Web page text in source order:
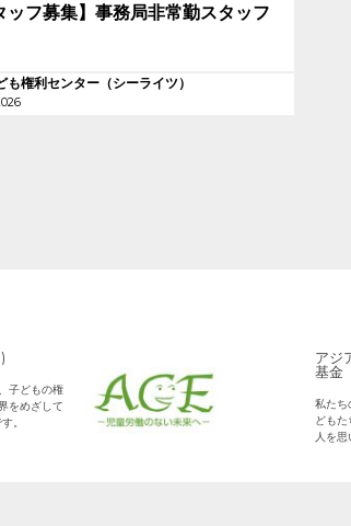
ッフ募集】事務局非常勤スタッフ
も権利センター（シーライツ）
子どもの権
をめざして
。
アジ
基金
私たち
ども
人を